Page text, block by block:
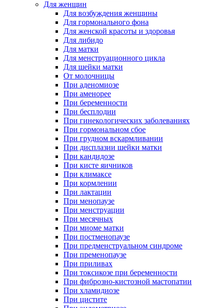
Для женщин
Для возбуждения женщины
Для гормонального фона
Для женской красоты и здоровья
Для либидо
Для матки
Для менструационного цикла
Для шейки матки
От молочницы
При аденомиозе
При аменорее
При беременности
При бесплодии
При гинекологических заболеваниях
При гормональном сбое
При грудном вскармливании
При дисплазии шейки матки
При кандидозе
При кисте яичников
При климаксе
При кормлении
При лактации
При менопаузе
При менструации
При месячных
При миоме матки
При постменопаузе
При предменструальном синдроме
При пременопаузе
При приливах
При токсикозе при беременности
При фиброзно-кистозной мастопатии
При хламидиозе
При цистите